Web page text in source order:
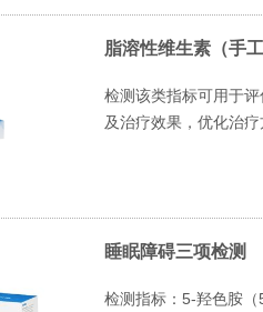
脂溶性维生素（手工
检测该类指标可用于
及治疗效果，优化治疗
睡眠障碍三项检测
检测指标：5-羟色胺（